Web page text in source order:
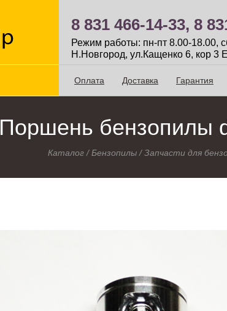
8 831 466-14-33, 8
Режим работы: пн-пт 8.00-18.00,
Н.Новгород, ул.Кащенко 6, кор 3
Оплата Доставка Гарантия
Поршень бензопилы
Каталог/Бензопилы/Запчасти для